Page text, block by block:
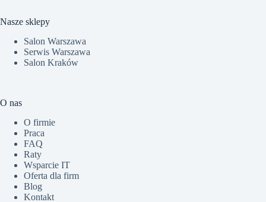
Nasze sklepy
Salon Warszawa
Serwis Warszawa
Salon Kraków
O nas
O firmie
Praca
FAQ
Raty
Wsparcie IT
Oferta dla firm
Blog
Kontakt